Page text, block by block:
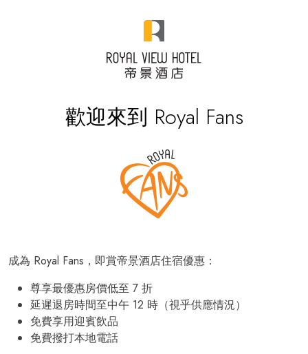
歡迎來到 Royal Fans
成為 Royal Fans，即賞帝景酒店住宿優惠：
尊享最優惠房價低至 7 折
延遲退房時間至中午 12 時（視乎供應情況）
免費享用迎賓飲品
免費撥打本地電話